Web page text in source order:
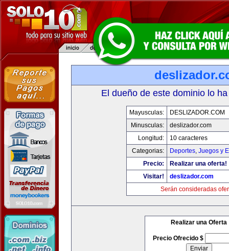
El dueño de este dominio lo
Mayusculas:
DESLIZADOR.COM
Minusculas:
deslizador.com
Longitud:
10 caracteres
Categorias:
Deportes, Juegos y
Precio:
Realizar una oferta!
Visitar!
deslizador.com
Serán consideradas
Realizar una Oferta
Precio Ofrecido $